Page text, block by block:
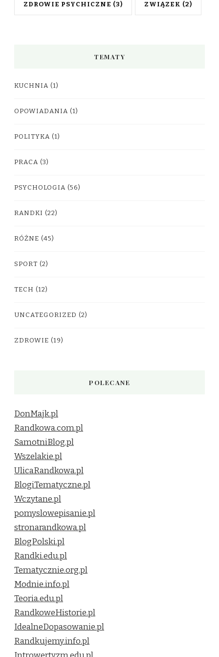
ZDROWIE PSYCHICZNE (3) ZWIĄZEK (2)
TEMATY
KUCHNIA (1)
OPOWIADANIA (1)
POLITYKA (1)
PRACA (3)
PSYCHOLOGIA (56)
RANDKI (22)
RÓŻNE (45)
SPORT (2)
TECH (12)
UNCATEGORIZED (2)
ZDROWIE (19)
POLECANE
DonMajk.pl
Randkowa.com.pl
SamotniBlog.pl
Wszelakie.pl
UlicaRandkowa.pl
BlogiTematyczne.pl
Wczytane.pl
pomyslowepisanie.pl
stronarandkowa.pl
BlogPolski.pl
Randki.edu.pl
Tematycznie.org.pl
Modnie.info.pl
Teoria.edu.pl
RandkoweHistorie.pl
IdealneDopasowanie.pl
Randkujemy.info.pl